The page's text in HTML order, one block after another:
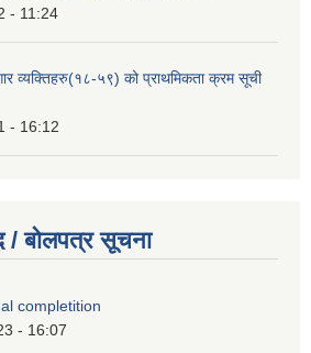
- 11:24
व्यक्तिहरु(१८-५९) को प्राथमिकता क्रम सूची
- 16:12
/ बोलपत्र सूचना
completition
- 16:07